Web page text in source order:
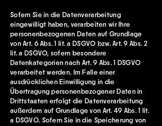
Sofern Sie in die Datenverarbeitung
eingewilligt haben, verarbeiten wir Ihre
personenbezogenen Daten auf Grundlage
von Art. 6 Abs. 1 lit. a DSGVO bzw. Art. 9 Abs. 2
lit. a DSGVO, sofern besondere
Datenkategorien nach Art. 9 Abs. 1 DSGVO
verarbeitet werden. Im Falle einer
ausdrücklichen Einwilligung in die
Übertragung personenbezogener Daten in
Drittstaaten erfolgt die Datenverarbeitung
außerdem auf Grundlage von Art. 49 Abs. 1 lit.
a DSGVO. Sofern Sie in die Speicherung von